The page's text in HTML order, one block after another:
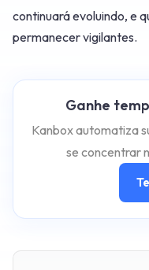
continuará evoluindo, e
permanecer vigilantes.
Ganhe
Kanbox automatiza
se concentrar